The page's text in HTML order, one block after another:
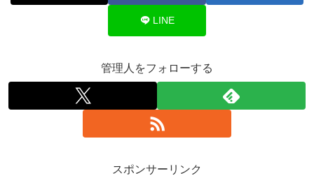
LINE
管理人をフォローする
スポンサーリンク